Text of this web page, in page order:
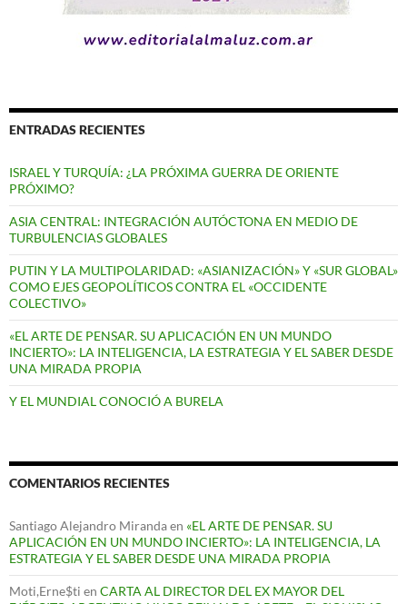
ENTRADAS RECIENTES
ISRAEL Y TURQUÍA: ¿LA PRÓXIMA GUERRA DE ORIENTE
PRÓXIMO?
ASIA CENTRAL: INTEGRACIÓN AUTÓCTONA EN MEDIO DE
TURBULENCIAS GLOBALES
PUTIN Y LA MULTIPOLARIDAD: «ASIANIZACIÓN» Y «SUR GLOBAL»
COMO EJES GEOPOLÍTICOS CONTRA EL «OCCIDENTE
COLECTIVO»
«EL ARTE DE PENSAR. SU APLICACIÓN EN UN MUNDO
INCIERTO»: LA INTELIGENCIA, LA ESTRATEGIA Y EL SABER DESDE
UNA MIRADA PROPIA
Y EL MUNDIAL CONOCIÓ A BURELA
COMENTARIOS RECIENTES
Santiago Alejandro Mirandaen «EL ARTE DE PENSAR. SU
APLICACIÓN EN UN MUNDO INCIERTO»: LA INTELIGENCIA, LA
ESTRATEGIA Y EL SABER DESDE UNA MIRADA PROPIA
Moti,Erne$ti en CARTA AL DIRECTOR DEL EX MAYOR DEL